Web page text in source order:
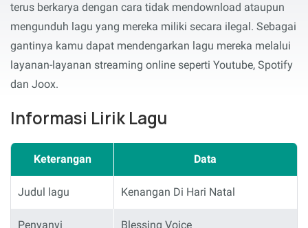
terus berkarya dengan cara tidak mendownload ataupun
mengunduh lagu yang mereka miliki secara ilegal. Sebagai
gantinya kamu dapat mendengarkan lagu mereka melalui
layanan-layanan streaming online seperti Youtube, Spotify
dan Joox.
Informasi Lirik Lagu
Keterangan Data
Judul lagu Kenangan Di Hari Natal
Penyanyi Blessing Voice